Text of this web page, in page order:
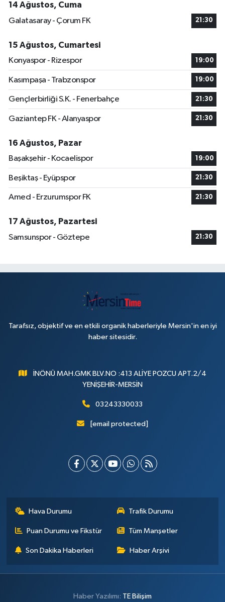
14 Ağustos, Cuma
Galatasaray - Çorum FK
21:30
15 Ağustos, Cumartesi
Konyaspor - Rizespor
19:00
Kasımpaşa - Trabzonspor 19:00
Gençlerbirliği S.K. - Fenerbahçe 21:30
Gaziantep FK - Alanyaspor 21:30
16 Ağustos, Pazar
Başakşehir - Kocaelispor
19:00
Beşiktaş - Eyüpspor 21:30
Amed - Erzurumspor FK 21:30
17 Ağustos, Pazartesi
Samsunspor - Göztepe
21:30
Tarafsız, objektif ve en etkili organik haberleriyle Mersin'in en iyi
haber sitesidir.
İNÖNÜ MAH.GMK BLV.NO :413 ALİYE POZCU APT.2/4
YENİŞEHİR-MERSİN
03243330033
[email protected]
Hava Durumu Trafik Durumu
Puan Durumu ve Fikstür Tüm Manşetler
Son Dakika Haberleri Haber Arşivi
Haber Yazılımı: TE Bilişim